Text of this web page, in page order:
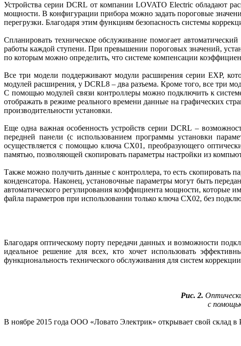
Устройства серии DCRL от компании LOVATO Electric обладают
мощности. В конфигурации прибора можно задать пороговые
перегрузки. Благодаря этим функциям безопасность системы
Спланировать техническое обслуживание помогает
работы каждой ступени. При превышении пороговых значений,
по которым можно определить, что системе компенсации
Все три модели поддерживают модули расширения серии EXP,
модулей расширения, у DCRL8 – два разъема. Кроме того, все три
С помощью модулей связи контроллеры можно подключить к
отображать в режиме реального времени данные на графических
производительности установки.
Еще одна важная особенность устройств серии DCRL –
передней панели (с использованием программы установки
осуществляется с помощью ключа CX01, преобразующего
памятью, позволяющей скопировать параметры настройки из
Также можно получить данные с контроллера, то есть скопировать
конденсатора. Наконец, установочные параметры могут быть
автоматического регулирования коэффициента мощности, которые
файла параметров при использовании только ключа CX02, без
Благодаря оптическому порту передачи данных и возможности
идеальное решение для всех, кто хочет использовать
функциональность технического обслуживания для систем
Рис. 2.
с
В ноябре 2015 года ООО «Ловато Электрик» открывает свой склад в